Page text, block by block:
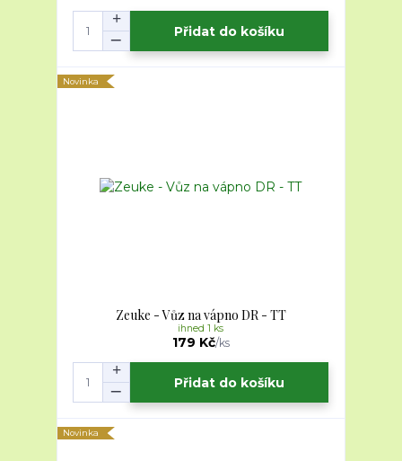
Přidat do košíku
Novinka
Zeuke - Vůz na vápno DR - TT
179 Kč/ks
ihned 1 ks
Přidat do košíku
Novinka